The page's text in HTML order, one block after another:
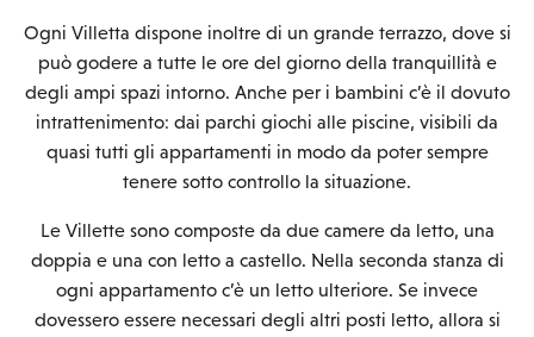
Ogni Villetta dispone inoltre di un grande terrazzo, dove si
può godere a tutte le ore del giorno della tranquillità e
degli ampi spazi intorno. Anche per i bambini c’è il dovuto
intrattenimento: dai parchi giochi alle piscine, visibili da
quasi tutti gli appartamenti in modo da poter sempre
tenere sotto controllo la situazione.
Le Villette sono composte da due camere da letto, una
doppia e una con letto a castello. Nella seconda stanza di
ogni appartamento c’è un letto ulteriore. Se invece
dovessero essere necessari degli altri posti letto, allora si